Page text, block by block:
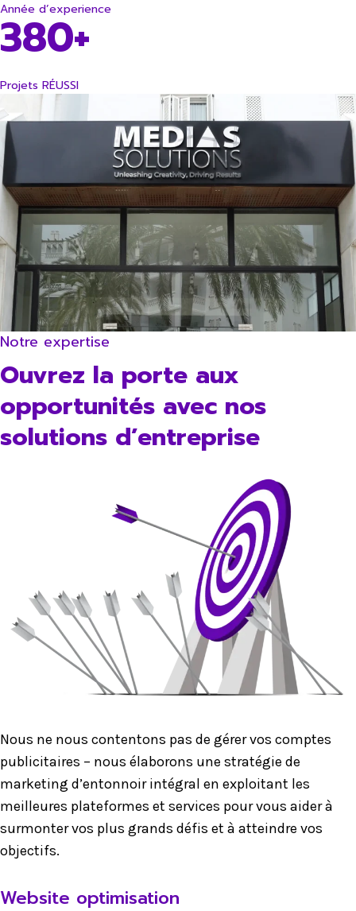
Année d’experience
380+
Projets RÉUSSI
Notre expertise
Ouvrez la porte aux
opportunités avec nos
solutions d’entreprise
Nous ne nous contentons pas de gérer vos comptes
publicitaires – nous élaborons une stratégie de
marketing d’entonnoir intégral en exploitant les
meilleures plateformes et services pour vous aider à
surmonter vos plus grands défis et à atteindre vos
objectifs.
Website optimisation